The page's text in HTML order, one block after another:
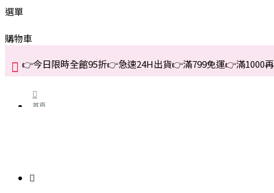
選單
購物車
👉今日限時全館95折👉急速24H出貨👉滿799免運👉滿1000
首頁